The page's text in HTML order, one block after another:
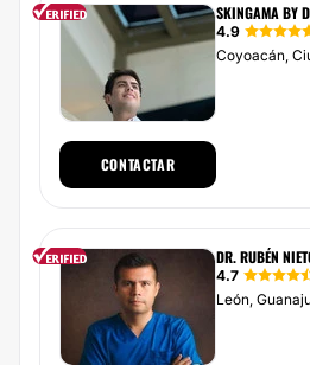
SKINGAMA BY
4.9
Coyoacán,
CONTACTAR
DR. RUBÉN
4.7
León,